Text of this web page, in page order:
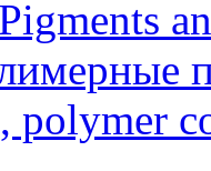
polymer